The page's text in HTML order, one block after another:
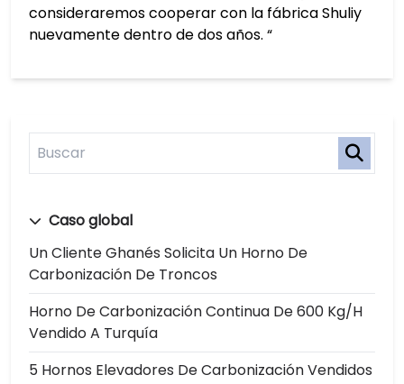
Caso global
Un Cliente Ghanés Solicita Un Horno De
Carbonización De Troncos
Horno De Carbonización Continua De 600 Kg/h
Vendido A Turquía
5 Hornos Elevadores De Carbonización Vendidos
consideraremos cooperar con la fábrica Shuliy
nuevamente dentro de dos años. “